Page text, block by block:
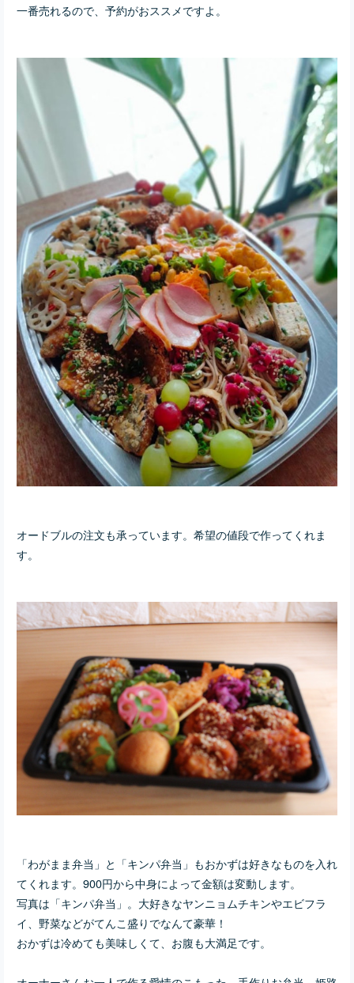
一番売れるので、予約がおススメですよ。
オードブルの注文も承っています。希望の値段で作ってくれま
す。
「わがまま弁当」と「キンパ弁当」もおかずは好きなものを入れ
てくれます。900円から中身によって金額は変動します。
写真は「キンパ弁当」。大好きなヤンニョムチキンやエビフラ
イ、野菜などがてんこ盛りでなんて豪華！
おかずは冷めても美味しくて、お腹も大満足です。